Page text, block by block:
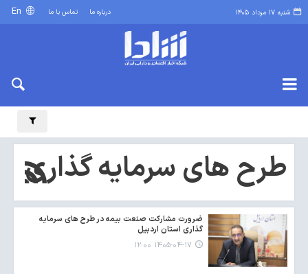
شنبه ۱۷ مرداد ۱۴۰۵ درباره ما تماس با ما
طرح های سرمایه گذاری
ضرورت مشارکت صنعت بیمه در طرح های سرمایه
گذاری استان اردبیل
۱۴۰۵-۰۴-۱۷ ۱۲:۰۰